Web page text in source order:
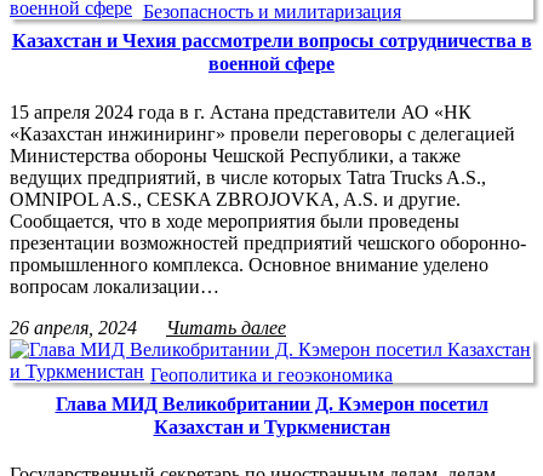
Безопасность и милитаризация
Казахстан и Чехия рассмотрели вопросы сотрудничества в
военной сфере
15 апреля 2024 года в г. Астана представители АО «НК
«Казахстан инжиниринг» провели переговоры с делегацией
Министерства обороны Чешской Республики, а также
ведущих предприятий, в числе которых Tatra Trucks A.S.,
OMNIPOL A.S., CESKA ZBROJOVKA, A.S. и другие.
Сообщается, что в ходе мероприятия были проведены
презентации возможностей предприятий чешского оборонно-
промышленного комплекса. Основное внимание уделено
вопросам локализации…
26 апреля, 2024
Читать далее
Геополитика и геоэкономика
Глава МИД Великобритании Д. Кэмерон посетил
Казахстан и Туркменистан